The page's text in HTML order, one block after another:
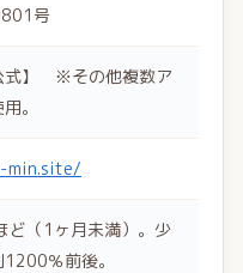
号
式】 ※その他複数ア
。
min.site/
ど（1ヶ月未満）。少
％前後。